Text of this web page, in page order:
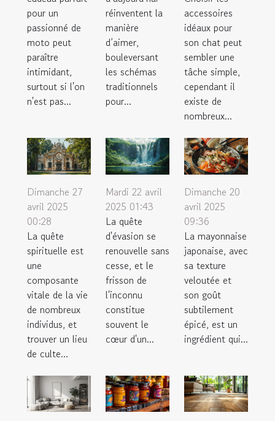
pour un
passionné de
moto peut
paraître
intimidant,
surtout si l'on
n'est pas...
réinventent la
manière
d’aimer,
bouleversant
les schémas
traditionnels
pour...
accessoires
idéaux pour
son chat peut
sembler une
tâche simple,
cependant il
existe de
nombreux...
Dimanche 27
avril 2025
00:28
La quête
spirituelle est
une
composante
vitale de la vie
de nombreux
individus, et
trouver un lieu
de culte...
Mardi 22 avril
2025 01:43
La quête
d'évasion se
renouvelle sans
cesse, et le
frisson de
l'inconnu
constitue
souvent le
cœur d'un...
Dimanche 20
avril 2025
09:36
La mayonnaise
japonaise, avec
sa texture
veloutée et
son goût
subtilement
épicé, est un
ingrédient qui...